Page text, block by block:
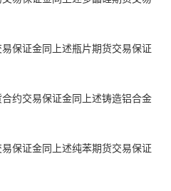
保证金同上述瓶片期货交易保证
约交易保证金同上述铸造铝合金
保证金同上述纯苯期货交易保证